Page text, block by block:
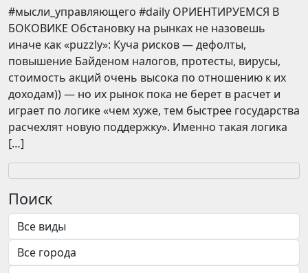
​​#мысли_управляющего #daily ОРИЕНТИРУЕМСЯ В
БОКОВИКЕ Обстановку на рынках не назовешь
иначе как «puzzly»: Куча рисков — дефолты,
повышение Байденом налогов, протесты, вирусы,
стоимость акций очень высока по отношению к их
доходам)) — но их рынок пока не берет в расчет и
играет по логике «чем хуже, тем быстрее государства
расчехлят новую поддержку». Именно такая логика
[…]
Поиск